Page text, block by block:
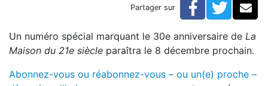
Célébrez notre 30e anniversaire en vous abonnant!
Partager sur Facebook
Un numéro spécial marquant le 30e anniversaire de La
Maison du 21e siècle paraîtra le 8 décembre prochain.
Abonnez-vous ou réabonnez-vous – ou un(e) proche –